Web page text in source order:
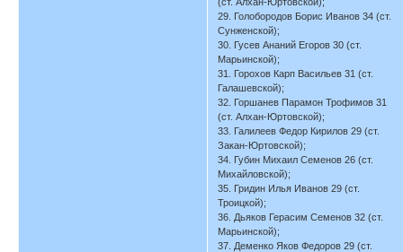
29. Голобородов Борис Иванов 34 (ст.
Сунженской);
30. Гусев Ананий Егоров 30 (ст.
Марьинской);
31. Горохов Карп Васильев 31 (ст.
Галашевской);
32. Горшанев Парамон Трофимов 31
(ст. Алхан-Юртовской);
33. Галилеев Федор Кирилов 29 (ст.
Закан-Юртовской);
34. Губин Михаил Семенов 26 (ст.
Михайловской);
35. Гридин Илья Иванов 29 (ст.
Троицкой);
36. Дьяков Герасим Семенов 32 (ст.
Марьинской);
37. Деменко Яков Федоров 29 (ст.